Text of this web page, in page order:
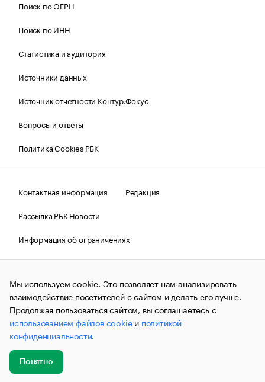
Поиск по ОГРН
Поиск по ИНН
Статистика и аудитория
Источники данных
Источник отчетности Контур.Фокус
Вопросы и ответы
Политика Cookies РБК
Контактная информация
Редакция
Рассылка РБК Новости
Информация об ограничениях
Правовая информация
О соблюдении авторских прав
© АО «РОСБИЗНЕСКОНСАЛТИНГ»,1995–2026.Сообщения
и материалы информационного агентства «РБК»
(зарегистрировано Федеральной службой по надзору в сфере
связи, информационных технологий и массовых
коммуникаций (Роскомнадзор) 09.12.2015 за номером ИА
№ФС77-63848) сопровождаются пометкой «РБК». Отдельные
публикации могут содержать информацию,
не предназначенную для пользователей
до 18 лет.
Мы используем cookie. Это позволяет нам анализировать
взаимодействие посетителей с сайтом и делать его лучше.
Продолжая пользоваться сайтом, вы соглашаетесь с
использованием файлов cookieи политикой
конфиденциальности.
Понятно